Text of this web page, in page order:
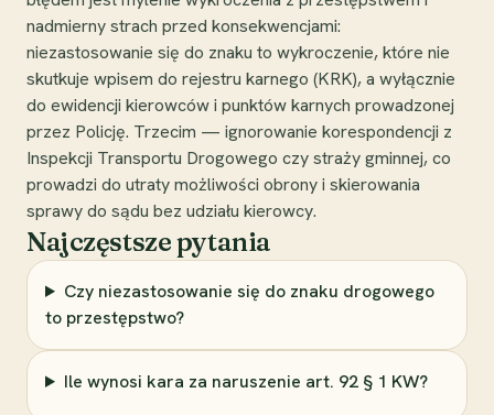
nadmierny strach przed konsekwencjami:
niezastosowanie się do znaku to wykroczenie, które nie
skutkuje wpisem do rejestru karnego (KRK), a wyłącznie
do ewidencji kierowców i punktów karnych prowadzonej
przez Policję. Trzecim — ignorowanie korespondencji z
Inspekcji Transportu Drogowego czy straży gminnej, co
prowadzi do utraty możliwości obrony i skierowania
sprawy do sądu bez udziału kierowcy.
Najczęstsze pytania
Czy niezastosowanie się do znaku drogowego
to przestępstwo?
Ile wynosi kara za naruszenie art. 92 § 1 KW?